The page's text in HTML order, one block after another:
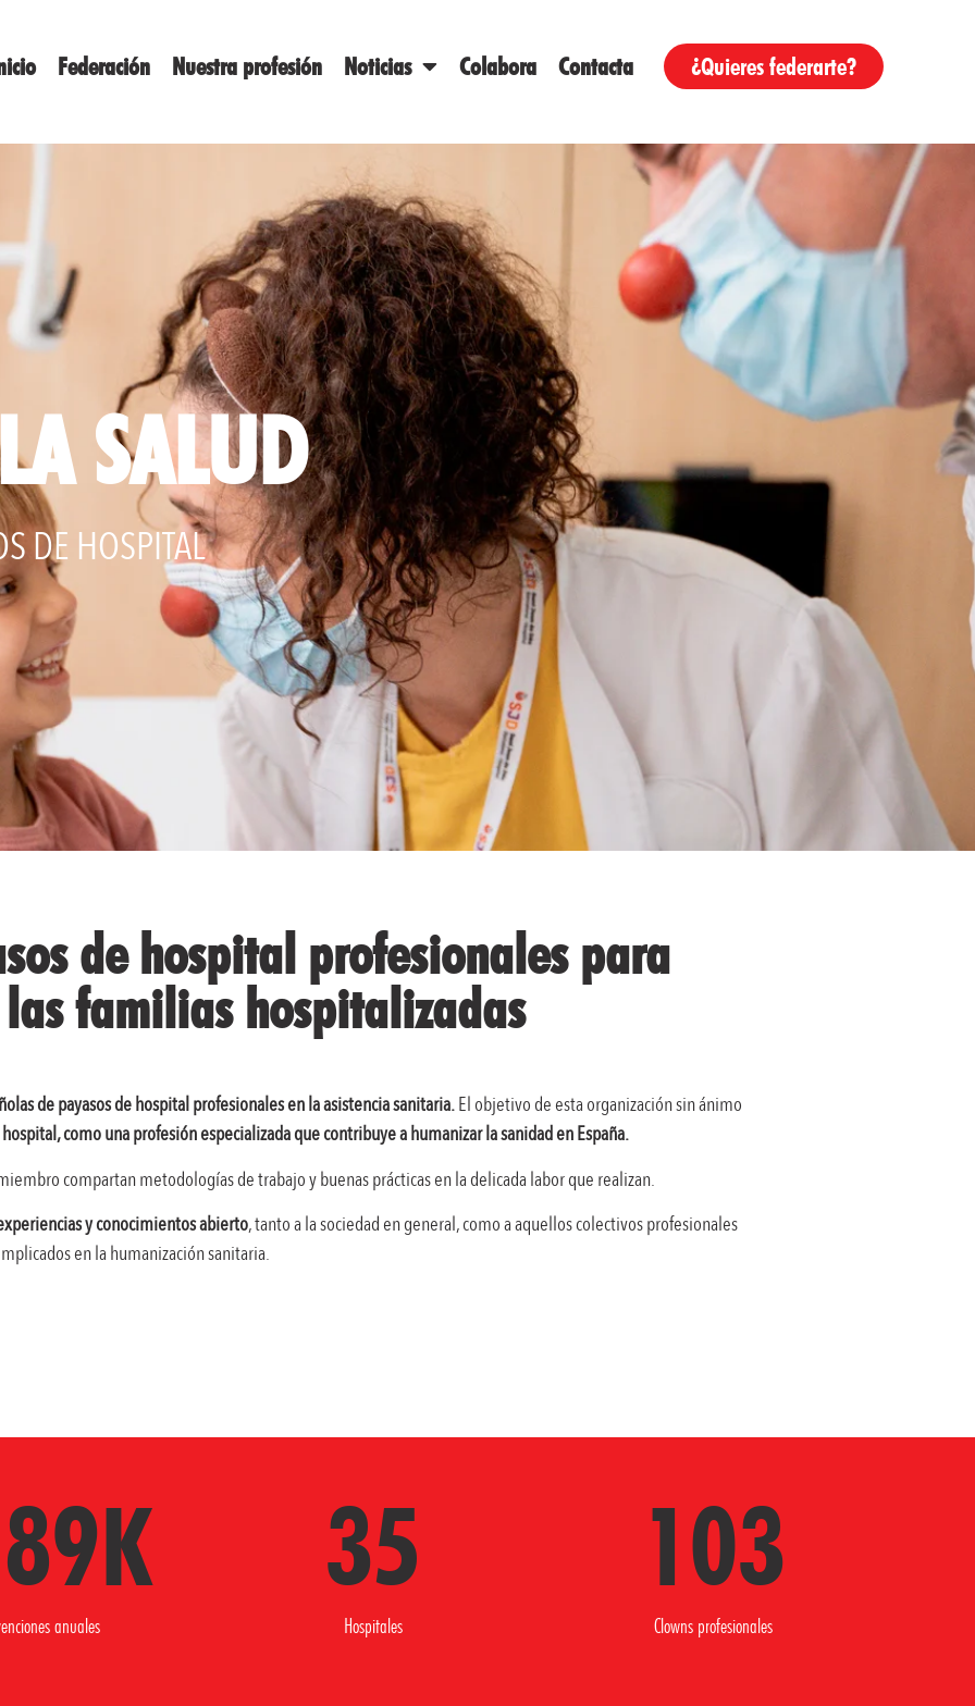
Federación Nuestra profesión Noticias Colabora Contacta ¿Quieres federarte?
SALUD
DE HOSPITAL
de hospital profesionales para
familias hospitalizadas
de payasos de hospital profesionales en la asistencia sanitaria.El objetivo de esta organización sin ánimo
como una profesión especializada que contribuye a humanizar la sanidad en España.
compartan metodologías de trabajo y buenas prácticas en la delicada labor que realizan.
y conocimientos abierto, tanto a la sociedad en general, como a aquellos colectivos profesionales
en la humanización sanitaria.
anuales
89K
Hospitales
35
Clowns profesionales
103